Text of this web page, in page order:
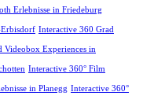
Erlebnisse in Friedeburg
Erbisdorf Interactive 360 Grad
Videobox Experiences in
Interactive 360° Film
in Planegg Interactive 360°